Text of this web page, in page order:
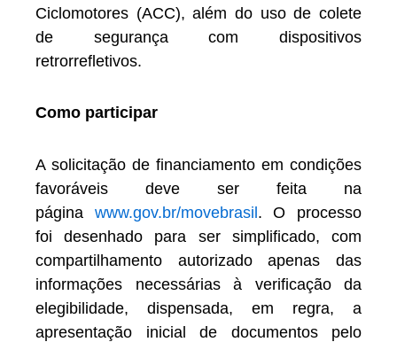
Ciclomotores (ACC), além do uso de colete
de segurança com dispositivos
retrorrefletivos.
Como participar
A solicitação de financiamento em condições
favoráveis deve ser feita na
página www.gov.br/movebrasil. O processo
foi desenhado para ser simplificado, com
compartilhamento autorizado apenas das
informações necessárias à verificação da
elegibilidade, dispensada, em regra, a
apresentação inicial de documentos pelo